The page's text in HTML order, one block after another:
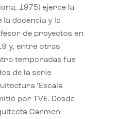
1975) ejerce la
docencia y la
de proyectos en
y, entre otras
temporadas fue
de la serie
‘Escala
por TVE. Desde
Carmen